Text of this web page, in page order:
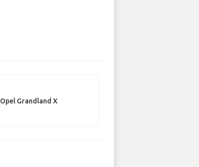
Opel Grandland X